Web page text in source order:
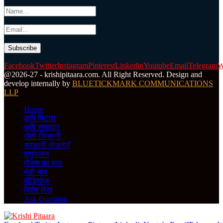
FacebookTwitterInstagramPinterestLinkedinYoutubeEmailTelegram
@2026-27 - krishipitaara.com. All Right Reserved. Design and
develop internally by BLUETICKMARK COMMUNICATIONS
LLP
Home
कृषि पिटारा
कृषि समाचार
खेती-किसानी
सरकारी योजनाएँ
पशुपालन
मौसम का हाल
मंडी भाव
वीडियोज़
विशेष लेख
Ask Question